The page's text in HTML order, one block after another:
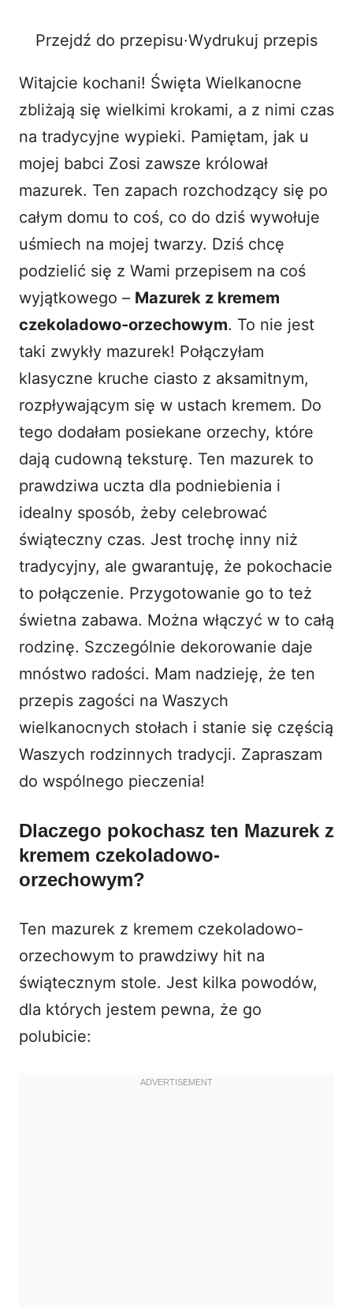
o
Przejdź do przepisu·Wydrukuj przepis
Witajcie kochani! Święta Wielkanocne
zbliżają się wielkimi krokami, a z nimi czas
na tradycyjne wypieki. Pamiętam, jak u
mojej babci Zosi zawsze królował
mazurek. Ten zapach rozchodzący się po
całym domu to coś, co do dziś wywołuje
uśmiech na mojej twarzy. Dziś chcę
podzielić się z Wami przepisem na coś
wyjątkowego – Mazurek z kremem
czekoladowo-orzechowym. To nie jest
taki zwykły mazurek! Połączyłam
klasyczne kruche ciasto z aksamitnym,
rozpływającym się w ustach kremem. Do
tego dodałam posiekane orzechy, które
dają cudowną teksturę. Ten mazurek to
prawdziwa uczta dla podniebienia i
idealny sposób, żeby celebrować
świąteczny czas. Jest trochę inny niż
tradycyjny, ale gwarantuję, że pokochacie
to połączenie. Przygotowanie go to też
świetna zabawa. Można włączyć w to całą
rodzinę. Szczególnie dekorowanie daje
mnóstwo radości. Mam nadzieję, że ten
przepis zagości na Waszych
wielkanocnych stołach i stanie się częścią
Waszych rodzinnych tradycji. Zapraszam
do wspólnego pieczenia!
Dlaczego pokochasz ten Mazurek z
kremem czekoladowo-
orzechowym?
Ten mazurek z kremem czekoladowo-
orzechowym to prawdziwy hit na
świątecznym stole. Jest kilka powodów,
dla których jestem pewna, że go
polubicie: